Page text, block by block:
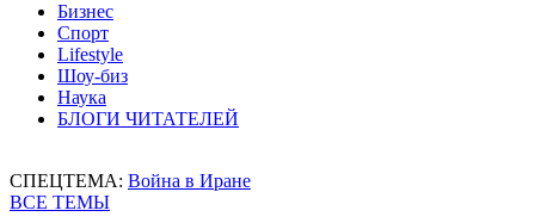
Бизнес
Спорт
Lifestyle
Шоу-биз
Наука
БЛОГИ ЧИТАТЕЛЕЙ
СПЕЦТЕМА: Война в Иране
ВСЕ ТЕМЫ